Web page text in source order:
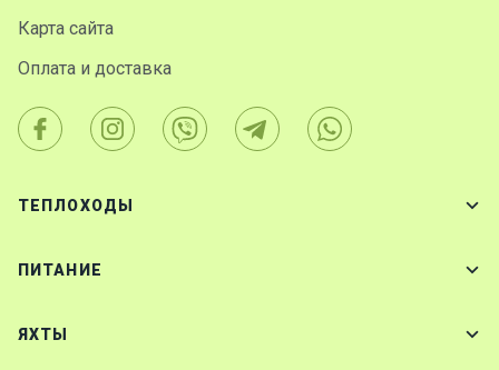
Карта сайта
Оплата и доставка
ТЕПЛОХОДЫ
ПИТАНИЕ
ЯХТЫ